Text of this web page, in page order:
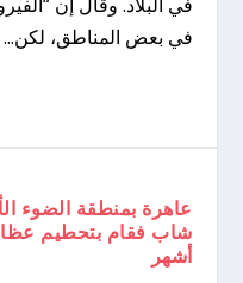
في بعض المناطق، لكن...
عاهرة بمنطقة الضوء
شاب فقام بتحطيم
أشهر